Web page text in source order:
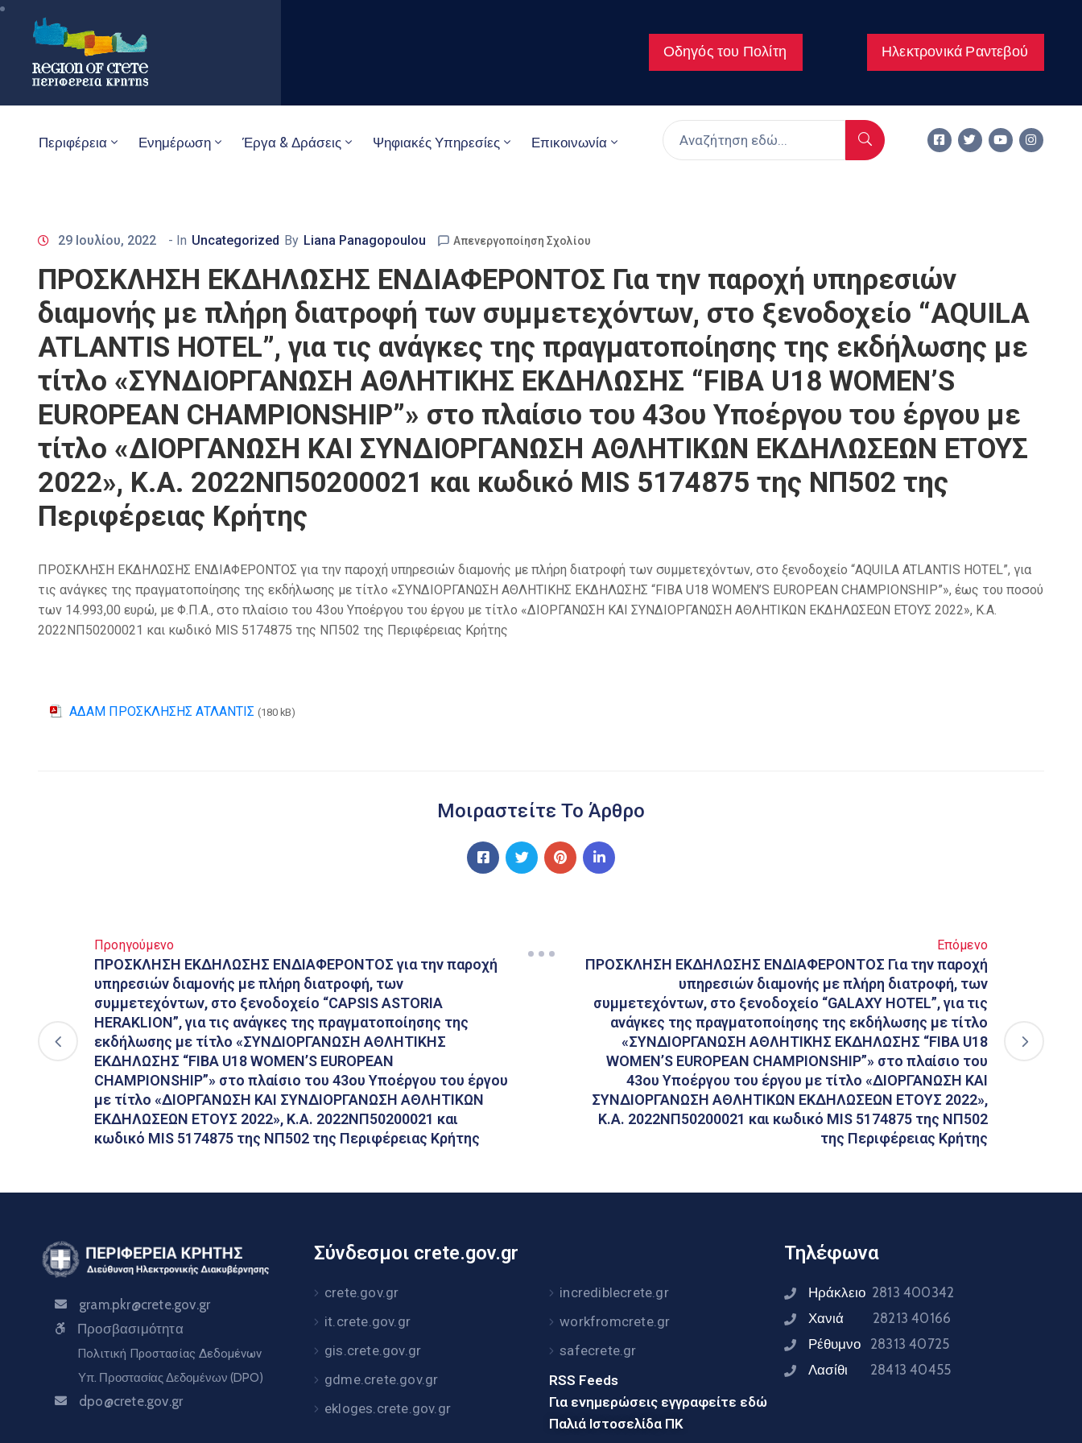
Οδηγός του Πολίτη Ηλεκτρονικά Ραντεβού
Περιφέρεια Ενημέρωση Έργα & Δράσεις Ψηφιακές Υπηρεσίες Επικοινωνία
29 Ιουλίου, 2022 - In Uncategorized By Liana Panagopoulou Απενεργοποίηση Σχολίου
ΠΡΟΣΚΛΗΣΗ ΕΚΔΗΛΩΣΗΣ ΕΝΔΙΑΦΕΡΟΝΤΟΣ Για την παροχή υπηρεσιών
διαμονής με πλήρη διατροφή των συμμετεχόντων, στο ξενοδοχείο “AQUILA
ATLANTIS HOTEL”, για τις ανάγκες της πραγματοποίησης της εκδήλωσης με
τίτλο «ΣΥΝΔΙΟΡΓΑΝΩΣΗ ΑΘΛΗΤΙΚΗΣ ΕΚΔΗΛΩΣΗΣ “FIBA U18 WOMEN’S
EUROPEAN CHAMPIONSHIP”» στο πλαίσιο του 43ου Υποέργου του έργου με
τίτλο «ΔΙΟΡΓΑΝΩΣΗ ΚΑΙ ΣΥΝΔΙΟΡΓΑΝΩΣΗ ΑΘΛΗΤΙΚΩΝ ΕΚΔΗΛΩΣΕΩΝ ΕΤΟΥΣ
2022», Κ.Α. 2022ΝΠ50200021 και κωδικό MIS 5174875 της ΝΠ502 της
Περιφέρειας Κρήτης
ΠΡΟΣΚΛΗΣΗ ΕΚΔΗΛΩΣΗΣ ΕΝΔΙΑΦΕΡΟΝΤΟΣ για την παροχή υπηρεσιών διαμονής με πλήρη διατροφή των συμμετεχόντων, στο ξενοδοχείο “AQUILA ATLANTIS HOTEL”, για
τις ανάγκες της πραγματοποίησης της εκδήλωσης με τίτλο «ΣΥΝΔΙΟΡΓΑΝΩΣΗ ΑΘΛΗΤΙΚΗΣ ΕΚΔΗΛΩΣΗΣ “FIBA U18 WOMEN’S EUROPEAN CHAMPIONSHIP”», έως του ποσού
των 14.993,00 ευρώ, με Φ.Π.Α., στο πλαίσιο του 43ου Υποέργου του έργου με τίτλο «ΔΙΟΡΓΑΝΩΣΗ ΚΑΙ ΣΥΝΔΙΟΡΓΑΝΩΣΗ ΑΘΛΗΤΙΚΩΝ ΕΚΔΗΛΩΣΕΩΝ ΕΤΟΥΣ 2022», Κ.Α.
2022ΝΠ50200021 και κωδικό MIS 5174875 της ΝΠ502 της Περιφέρειας Κρήτης
ΑΔΑΜ ΠΡΟΣΚΛΗΣΗΣ ΑΤΛΑΝΤΙΣ (180 kB)
Μοιραστείτε Το Άρθρο
Προηγούμενο
ΠΡΟΣΚΛΗΣΗ ΕΚΔΗΛΩΣΗΣ ΕΝΔΙΑΦΕΡΟΝΤΟΣ για την παροχή
υπηρεσιών διαμονής με πλήρη διατροφή, των
συμμετεχόντων, στο ξενοδοχείο “CAPSIS ASTORIA
HERAKLION”, για τις ανάγκες της πραγματοποίησης της
εκδήλωσης με τίτλο «ΣΥΝΔΙΟΡΓΑΝΩΣΗ ΑΘΛΗΤΙΚΗΣ
ΕΚΔΗΛΩΣΗΣ “FIBA U18 WOMEN’S EUROPEAN
CHAMPIONSHIP”» στο πλαίσιο του 43ου Υποέργου του έργου
με τίτλο «ΔΙΟΡΓΑΝΩΣΗ ΚΑΙ ΣΥΝΔΙΟΡΓΑΝΩΣΗ ΑΘΛΗΤΙΚΩΝ
ΕΚΔΗΛΩΣΕΩΝ ΕΤΟΥΣ 2022», Κ.Α. 2022ΝΠ50200021 και
κωδικό MIS 5174875 της ΝΠ502 της Περιφέρειας Κρήτης
Επόμενο
ΠΡΟΣΚΛΗΣΗ ΕΚΔΗΛΩΣΗΣ ΕΝΔΙΑΦΕΡΟΝΤΟΣ Για την παροχή
υπηρεσιών διαμονής με πλήρη διατροφή, των
συμμετεχόντων, στο ξενοδοχείο “GALAXY HOTEL”, για τις
ανάγκες της πραγματοποίησης της εκδήλωσης με τίτλο
«ΣΥΝΔΙΟΡΓΑΝΩΣΗ ΑΘΛΗΤΙΚΗΣ ΕΚΔΗΛΩΣΗΣ “FIBA U18
WOMEN’S EUROPEAN CHAMPIONSHIP”» στο πλαίσιο του
43ου Υποέργου του έργου με τίτλο «ΔΙΟΡΓΑΝΩΣΗ ΚΑΙ
ΣΥΝΔΙΟΡΓΑΝΩΣΗ ΑΘΛΗΤΙΚΩΝ ΕΚΔΗΛΩΣΕΩΝ ΕΤΟΥΣ 2022»,
Κ.Α. 2022ΝΠ50200021 και κωδικό MIS 5174875 της ΝΠ502
της Περιφέρειας Κρήτης
gram.pkr@crete.gov.gr
Προσβασιμότητα
Πολιτική Προστασίας Δεδομένων
Υπ. Προστασίας Δεδομένων (DPO)
dpo@crete.gov.gr
Σύνδεσμοι crete.gov.gr
crete.gov.gr
it.crete.gov.gr
gis.crete.gov.gr
gdme.crete.gov.gr
ekloges.crete.gov.gr
incrediblecrete.gr
workfromcrete.gr
safecrete.gr
RSS Feeds
Για ενημερώσεις εγγραφείτε εδώ
Παλιά Ιστοσελίδα ΠΚ
Τηλέφωνα
Ηράκλειο 2813 400342
Χανιά 28213 40166
Ρέθυμνο 28313 40725
Λασίθι 28413 40455